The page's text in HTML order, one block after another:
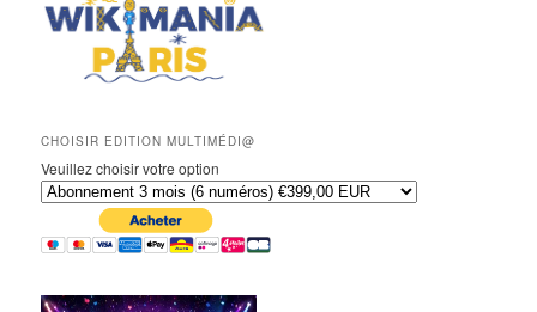
CHOISIR EDITION MULTIMÉDI@
Veuillez choisir votre option